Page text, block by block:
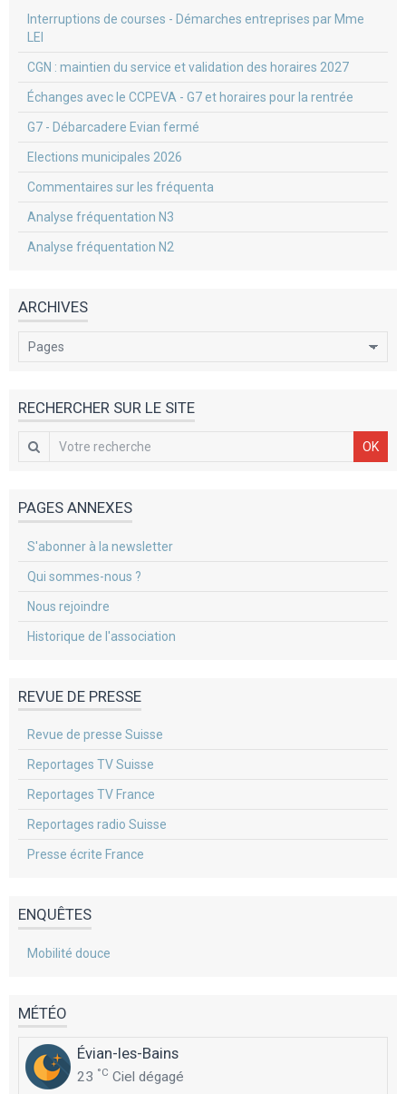
Interruptions de courses - Démarches entreprises par Mme
LEI
CGN : maintien du service et validation des horaires 2027
Échanges avec le CCPEVA - G7 et horaires pour la rentrée
G7 - Débarcadere Evian fermé
Elections municipales 2026
Commentaires sur les fréquenta
Analyse fréquentation N3
Analyse fréquentation N2
ARCHIVES
RECHERCHER SUR LE SITE
OK
PAGES ANNEXES
S'abonner à la newsletter
Qui sommes-nous ?
Nous rejoindre
Historique de l'association
REVUE DE PRESSE
Revue de presse Suisse
Reportages TV Suisse
Reportages TV France
Reportages radio Suisse
Presse écrite France
ENQUÊTES
Mobilité douce
MÉTÉO
Évian-les-Bains
23 °C Ciel dégagé